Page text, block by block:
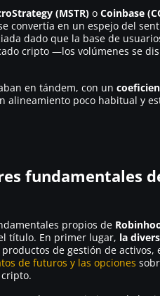
(MSTR) o Coinbase
convertía en un espejo del
dado que la base de
cripto —los volúmenes se
en tándem, con un
alineamiento poco habitual y
fundamentales
propios de
título. En primer lugar, la
de gestión de activos,
de futuros y las opciones